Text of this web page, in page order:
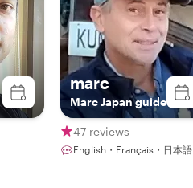
marc
Marc Japan guide
47 reviews
English・Français・日本語